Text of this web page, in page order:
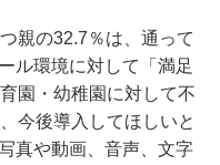
親の32.7％は、通って
ル環境に対して「満足
園・幼稚園に対して不
今後導入してほしいと
真や動画、音声、文字